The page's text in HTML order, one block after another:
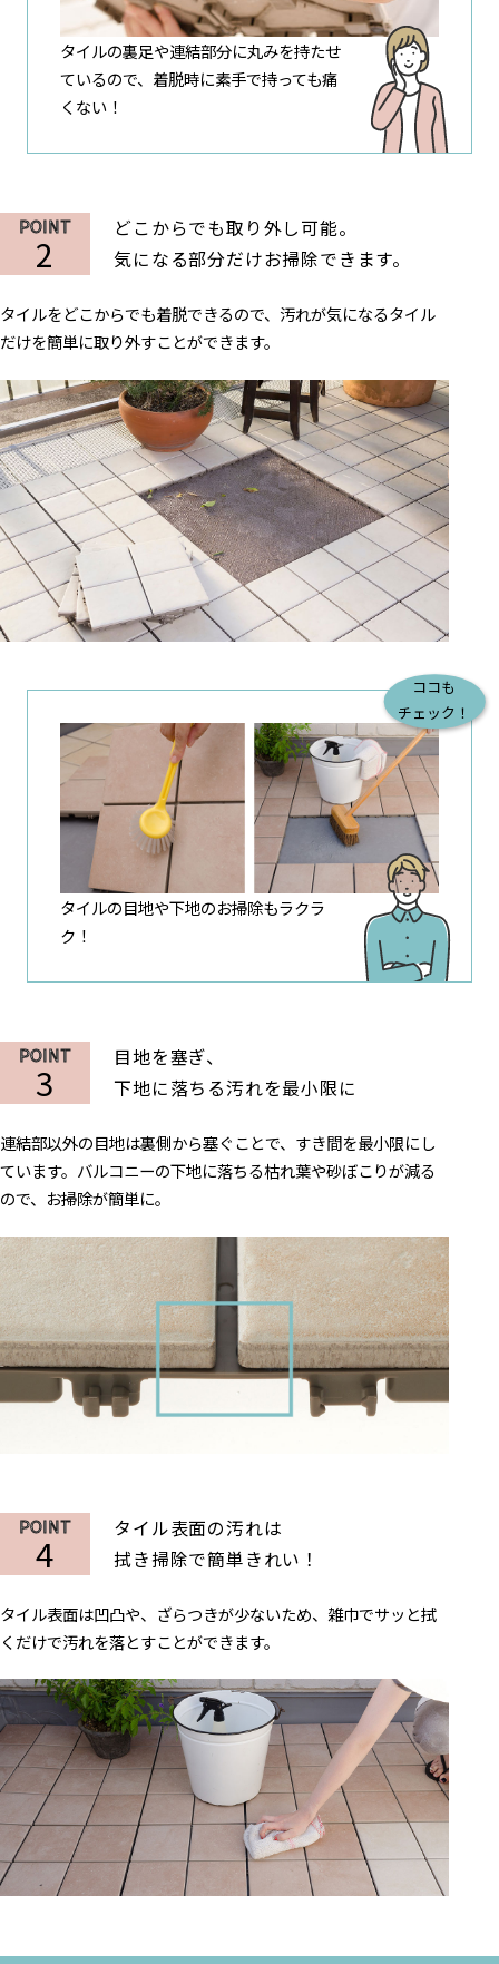
タイルの裏足や連結部分に丸みを持たせ
ているので、 着脱時に素手で持っても痛
くない！
2
どこからでも取り外し可能。
気になる部分だけお掃除できます。
タイルをどこからでも着脱できるので、 汚れが気になるタイル
だけを簡単に取り外すことができます。
ココも
チェック！
タイルの目地や下地のお掃除もラクラ
ク！
3
目地を塞ぎ、
下地に落ちる汚れを最小限に
連結部以外の目地は裏側から塞ぐことで、 すき間を最小限にし
ています。バルコニーの下地に落ちる枯れ葉や砂ぼこりが減る
ので、お掃除が簡単に。
4
タイル表面の汚れは
拭き掃除で簡単きれい！
タイル表面は凹凸や、ざらつきが少ないため、 雑巾でサッと拭
くだけで汚れを落とすことができます。